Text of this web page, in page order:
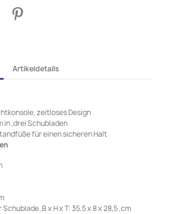
Artikeldetails
zeitloses Design
in ,drei Schubladen
für einen sicheren Halt
,B x H x T: 35,5 x 8 x 28,5 ,cm